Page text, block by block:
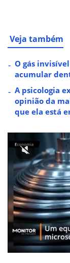
Veja também
O gás
acumular
A psicologia
opinião da
que ela está